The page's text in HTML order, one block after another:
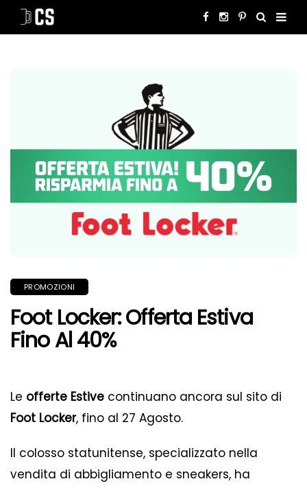
PROMOZIONI
Foot Locker: Offerta Estiva
Fino Al 40%
Le offerte Estive continuano ancora sul sito di
Foot Locker, fino al 27 Agosto.
Il colosso statunitense, specializzato nella
vendita di abbigliamento e sneakers, ha